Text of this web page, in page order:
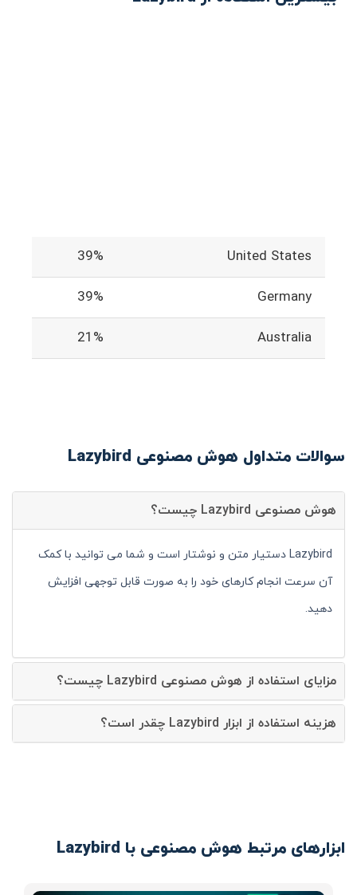
United States
39%
Germany
39%
Australia
21%
سوالات متداول هوش مصنوعی Lazybird
هوش مصنوعی Lazybird چیست؟
Lazybird دستیار متن و نوشتار است و شما می توانید با کمک
آن سرعت انجام کارهای خود را به صورت قابل توجهی افزایش
دهید.
مزایای استفاده از هوش مصنوعی Lazybird چیست؟
هزینه استفاده از ابزار Lazybird چقدر است؟
ابزارهای مرتبط هوش مصنوعی با Lazybird